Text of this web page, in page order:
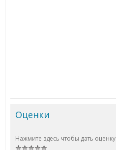
Оценки
Нажмите здесь чтобы дать оценку